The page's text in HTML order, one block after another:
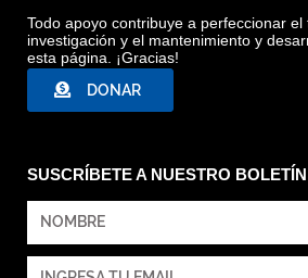
Todo apoyo contribuye a perfeccionar el
investigación y el mantenimiento y
esta página. ¡Gracias!
DONAR
SUSCRÍBETE A NUESTRO BOLETÍN